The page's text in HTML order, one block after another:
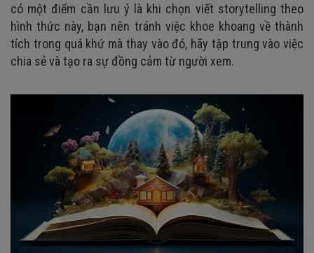
có một điểm cần lưu ý là khi chọn viết storytelling theo
hình thức này, bạn nên tránh việc khoe khoang về thành
tích trong quá khứ mà thay vào đó, hãy tập trung vào việc
chia sẻ và tạo ra sự đồng cảm từ người xem.